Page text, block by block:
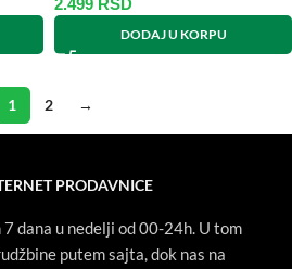
2.499 RSD
DODAJ U KORPU
1 2 →
PRODAVNICE
dana u nedelji od 00-24h. U tom
putem sajta, dok nas na